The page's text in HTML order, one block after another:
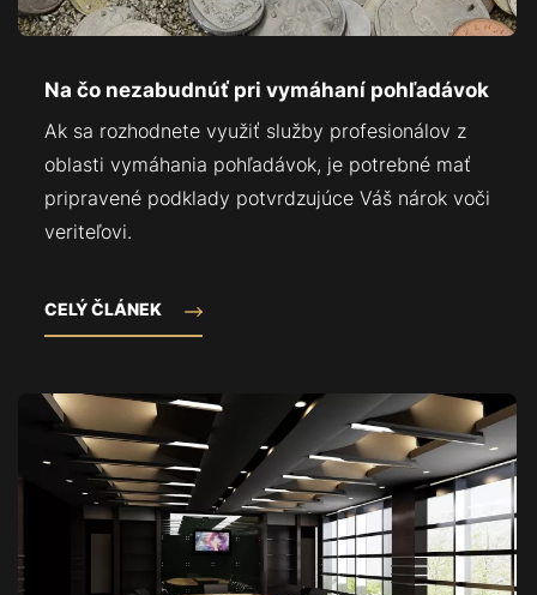
Na čo nezabudnúť pri vymáhaní pohľadávok
Ak sa rozhodnete využiť služby profesionálov z
oblasti vymáhania pohľadávok, je potrebné mať
pripravené podklady potvrdzujúce Váš nárok voči
veriteľovi.
CELÝ ČLÁNEK